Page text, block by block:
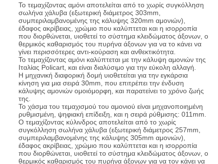
Το τεμαχίζοντας αμόνι αποτελείται από το χωρίς συγκόλληση
σωλήνα χάλυβα (εξωτερική διάμετρος 303mm,
συμπεριλαμβανομένης της κάλυψης 320mm αμονιών),
έδαφος ακρίβειας, χρώμιο που καλύπτεται και η ισορροπία
που διορθώνεται, υιοθετεί το σύστημα κλειδώματος άξονων, ο
θερμικός καθαρισμός του πυρήνα άξονων για να το κάνει να
γίνει περισσότερες αντι-κούραση και ανθεκτικότητα.
Το τεμαχίζοντας αμόνι καλύπτεται με την κάλυψη αμονιών της
Ιταλίας Policart, και είναι διαλύσιμο για την εύκολη αλλαγή.
Η μηχανική διαφορική δομή υιοθετείται για την εγκάρσια
κίνηση για μια σειρά 30mm, που επιτρέπει την ένδυση
κάλυψης αμονιών ομοιόμορφη, και παρατείνει το χρόνο ζωής
της.
Το χάσμα του τεμαχισμού του αμονιού είναι μηχανοποιημένη
ρυθμισμένη, ψηφιακή επίδειξη, και η σειρά ρύθμισης: 011mm.
Ο τεμαχίζοντας κύλινδρος αποτελείται από το χωρίς
συγκόλληση σωλήνα χάλυβα (εξωτερική διάμετρος 257mm,
συμπεριλαμβανομένης της κάλυψης 305mm αμονιών),
έδαφος ακρίβειας, χρώμιο που καλύπτεται και η ισορροπία
που διορθώνεται, υιοθετεί το σύστημα κλειδώματος άξονων, ο
θερμικός καθαρισμός του πυρήνα άξονων για να τον κάνει να